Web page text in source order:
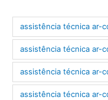
assistência técnica ar-
assistência técnica ar-
assistência técnica ar-
assistência técnica ar-